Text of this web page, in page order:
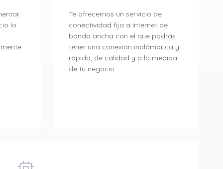
lo
Te ofrecemos un servicio de
conectividad fija a Internet de
banda ancha con el que podrás
tener una conexión inalámbrica y
rápida, de calidad y a la medida
de tu negocio.